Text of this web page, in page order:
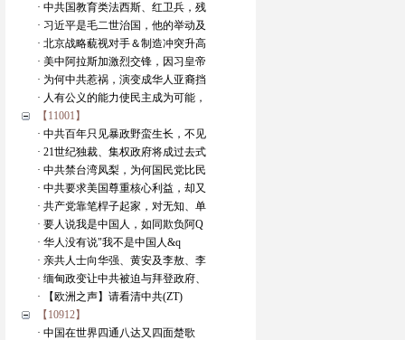
· 中共国教育类法西斯、红卫兵，残
· 习近平是毛二世治国，他的举动及
· 北京战略藐视对手＆制造冲突升高
· 美中阿拉斯加激烈交锋，因习皇帝
· 为何中共惹祸，演变成华人亚裔挡
· 人有公义的能力使民主成为可能，
【11001】
· 中共百年只见暴政野蛮生长，不见
· 21世纪独裁、集权政府将成过去式
· 中共禁台湾凤梨，为何国民党比民
· 中共要求美国尊重核心利益，却又
· 共产党靠笔桿子起家，对无知、单
· 要人说我是中国人，如同欺负阿Q
· 华人没有说"我不是中国人&q
· 亲共人士向华强、黄安及李敖、李
· 缅甸政变让中共被迫与拜登政府、
· 【欧洲之声】请看清中共(ZT)
【10912】
· 中国在世界四通八达又四面楚歌